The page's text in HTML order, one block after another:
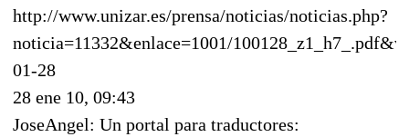
http://www.unizar.es/prensa/noticias/noticias.php?
noticia=11332&enlace=1001/
01-28
28 ene 10, 09:43
JoseAngel: Un portal para traductores: